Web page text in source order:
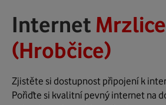
Internet Mrzlice
(Hrobčice)
Zjistěte si dostupnost připojení k
Pořiďte si kvalitní pevný internet na